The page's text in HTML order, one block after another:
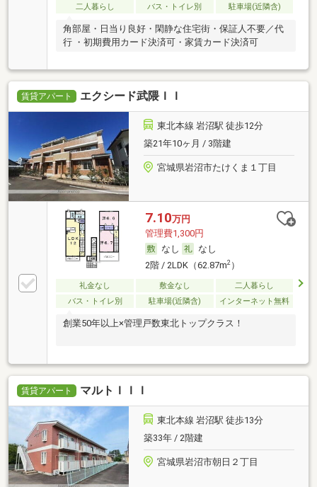
二人暮らし バス・トイレ別 駐車場(近隣含)
角部屋・日当り良好・閑静な住宅街・保証人不要／代
行 ・初期費用カード決済可・家賃カード決済可
賃貸アパート エクシード武隈ＩＩ
東北本線 岩沼駅 徒歩12分
築21年10ヶ月 / 3階建
宮城県岩沼市たけくま１丁目
7.10万円
管理費1,300円
なし
なし
2階 / 2LDK（62.87m2）
礼金なし 敷金なし
二人暮らし
バス・トイレ別
駐車場(近隣含) インターネット無料
創業50年以上×管理戸数東北トップクラス！
賃貸アパート マルトＩＩＩ
東北本線 岩沼駅 徒歩13分
築33年 / 2階建
宮城県岩沼市朝日２丁目